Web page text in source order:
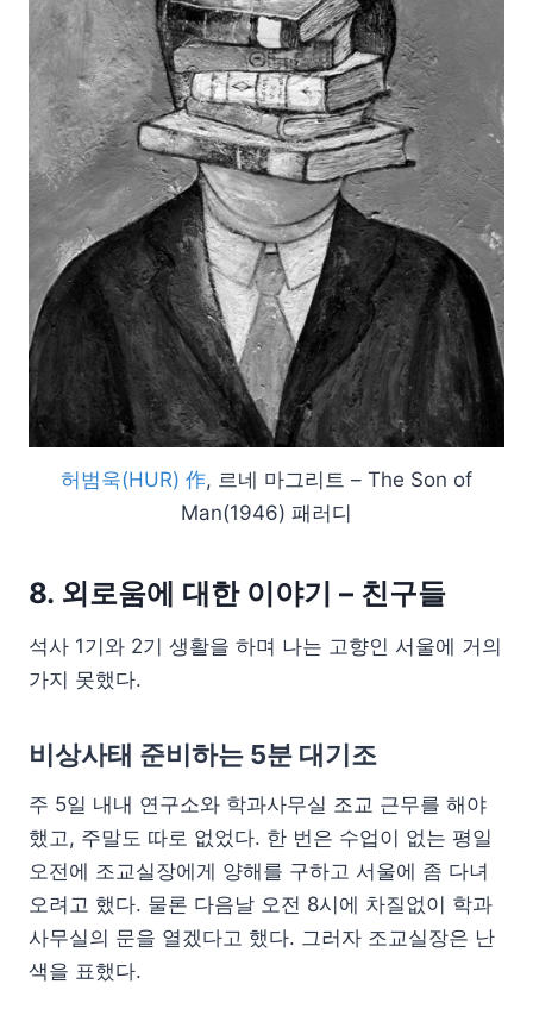
허범욱(HUR) 作, 르네 마그리트 – The Son of
Man(1946) 패러디
8. 외로움에 대한 이야기 – 친구들
석사 1기와 2기 생활을 하며 나는 고향인 서울에 거의
가지 못했다.
비상사태 준비하는 5분 대기조
주 5일 내내 연구소와 학과사무실 조교 근무를 해야
했고, 주말도 따로 없었다. 한 번은 수업이 없는 평일
오전에 조교실장에게 양해를 구하고 서울에 좀 다녀
오려고 했다. 물론 다음날 오전 8시에 차질없이 학과
사무실의 문을 열겠다고 했다. 그러자 조교실장은 난
색을 표했다.